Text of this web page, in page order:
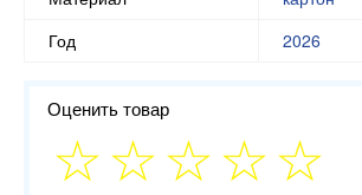
Год
2026
Оценить товар